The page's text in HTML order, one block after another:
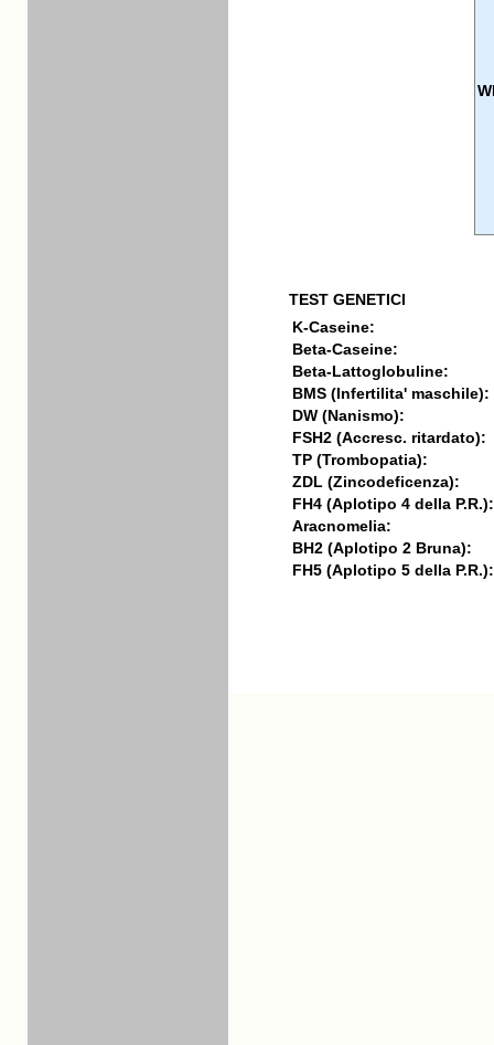
TEST GENETICI
K-Caseine:
Beta-Caseine:
Beta-Lattoglobuline:
BMS (Infertilita' maschile):
DW (Nanismo):
FSH2 (Accresc. ritardato):
TP (Trombopatia):
ZDL (Zincodeficenza):
FH4 (Aplotipo 4 della P.R.):
Aracnomelia:
BH2 (Aplotipo 2 Bruna):
FH5 (Aplotipo 5 della P.R.):